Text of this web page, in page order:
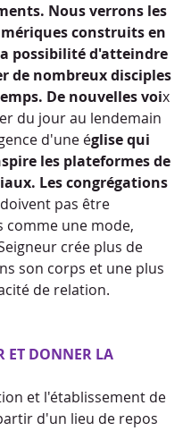
Nous verrons les
construits en
possibilité d'atteindre
de nombreux disciples
De nouvelles voix
du jour au lendemain
d'une église qui
les plateformes de
Les congrégations
pas être
comme une mode,
crée plus de
son corps et une plus
de relation.
ET DONNER LA
et l'établissement de
d'un lieu de repos